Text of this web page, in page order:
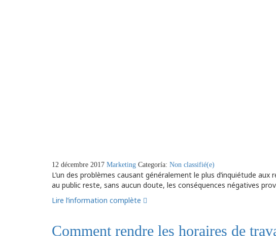
12 décembre 2017 Marketing Categoría: Non classifié(e)
L’un des problèmes causant généralement le plus d’inquiétude
au public reste, sans aucun doute, les conséquences négatives
Lire l’information complète
Comment rendre les horaires de